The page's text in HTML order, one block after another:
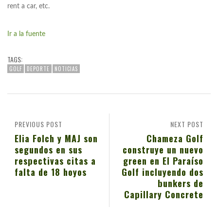
rent a car, etc.
Ir a la fuente
TAGS:
GOLF DEPORTE NOTICIAS
NEXT POST
Chameza Golf
construye un nuevo
green en El Paraíso
Golf incluyendo dos
bunkers de
Capillary Concrete
PREVIOUS POST
Elia Folch y MAJ son
segundos en sus
respectivas citas a
falta de 18 hoyos